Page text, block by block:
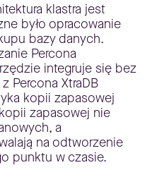
klastra jest
było opracowanie
bazy danych.
Percona
integruje się bez
Percona XtraDB
kopii zapasowej
zapasowej nie
a
na odtworzenie
punktu w czasie.